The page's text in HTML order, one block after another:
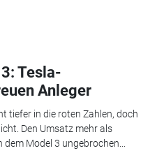
Tesla-
Anleger
tiefer in die roten Zahlen, doch
Den Umsatz mehr als
Model 3 ungebrochen...